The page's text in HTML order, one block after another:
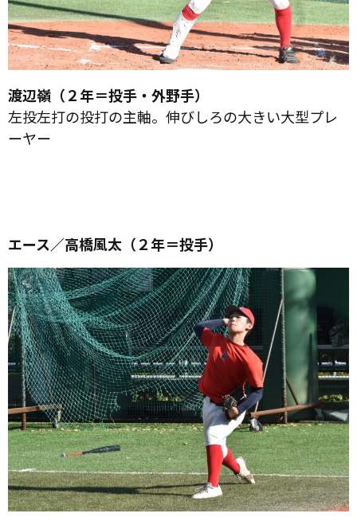
渡辺嶺（２年＝投手・外野手）
左投左打の投打の主軸。伸びしろの大きい大型プレ
ーヤー
エース／高橋風太（２年＝投手）